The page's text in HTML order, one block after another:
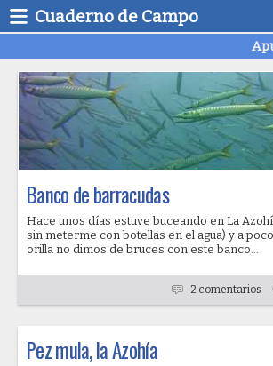
Cuaderno de Campo
Banco de barracudas
Hace unos días estuve buceando en La
sin meterme con botellas en el agua) y a
orilla no dimos de bruces con este banco...
2 comentarios
Pez mula, la Azohía